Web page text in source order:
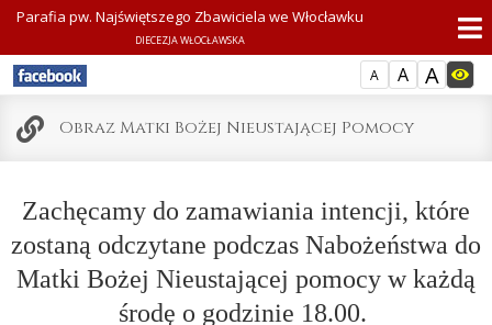
A A A
Parafia pw. Najświętszego Zbawiciela we Włocławku
DIECEZJA WŁOCŁAWSKA
Obraz Matki Bożej Nieustającej Pomocy
Zachęcamy do zamawiania intencji, które
zostaną odczytane podczas Nabożeństwa do
Matki Bożej Nieustającej pomocy w każdą
środę o godzinie 18.00.